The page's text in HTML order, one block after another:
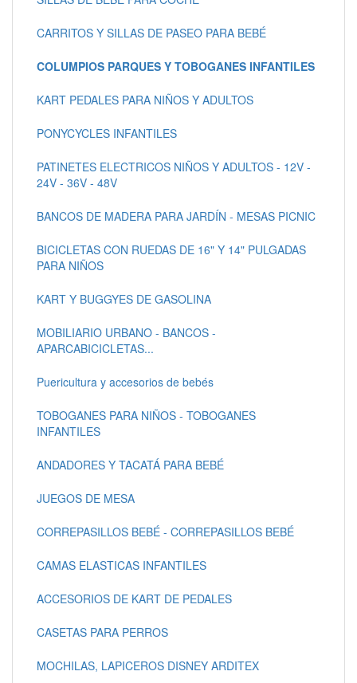
CARRITOS Y SILLAS DE PASEO PARA BEBÉ
COLUMPIOS PARQUES Y TOBOGANES INFANTILES
KART PEDALES PARA NIÑOS Y ADULTOS
PONYCYCLES INFANTILES
PATINETES ELECTRICOS NIÑOS Y ADULTOS - 12V -
24V - 36V - 48V
BANCOS DE MADERA PARA JARDÍN - MESAS PICNIC
BICICLETAS CON RUEDAS DE 16" Y 14" PULGADAS
PARA NIÑOS
KART Y BUGGYES DE GASOLINA
MOBILIARIO URBANO - BANCOS -
APARCABICICLETAS...
Puericultura y accesorios de bebés
TOBOGANES PARA NIÑOS - TOBOGANES
INFANTILES
ANDADORES Y TACATÁ PARA BEBÉ
JUEGOS DE MESA
CORREPASILLOS BEBÉ - CORREPASILLOS BEBÉ
CAMAS ELASTICAS INFANTILES
ACCESORIOS DE KART DE PEDALES
CASETAS PARA PERROS
MOCHILAS, LAPICEROS DISNEY ARDITEX